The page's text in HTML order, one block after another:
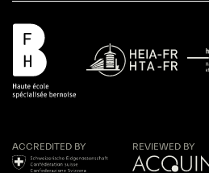
ACCREDITED BY REVIEWED BY